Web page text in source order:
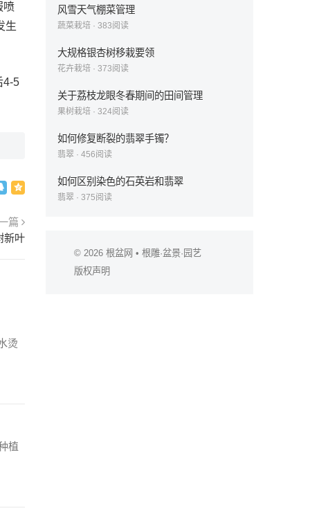
喷
生
4-5
篇
新叶
烫
植
风雪天气棚菜管理
蔬菜栽培 · 383阅读
大规格银杏树移栽要领
花卉栽培 · 373阅读
关于荔枝龙眼冬春期间的田间管理
果树栽培 · 324阅读
如何修复断裂的翡翠手镯？
翡翠 · 456阅读
如何区别染色的石英岩和翡翠
翡翠 · 375阅读
© 2026 根盆网 • 根雕·盆景·园艺
版权声明